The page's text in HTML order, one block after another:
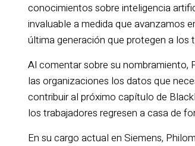
conocimientos sobre inteligencia
invaluable a medida que avanzamos
última generación que protegen a los
Al comentar sobre su nombramiento,
las organizaciones los datos que
contribuir al próximo capítulo de
los trabajadores regresen a casa de
En su cargo actual en Siemens,